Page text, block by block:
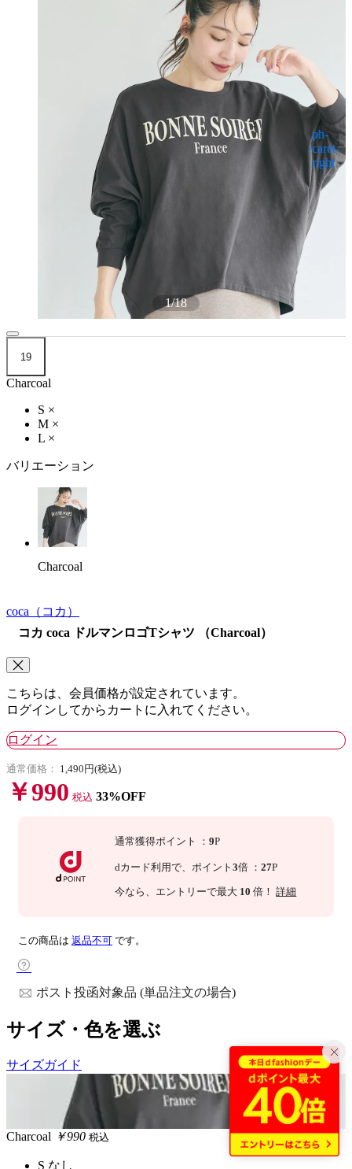
1/18
19
Charcoal
S ×
M ×
L ×
バリエーション
Charcoal
coca （コカ）
コカ coca ドルマンロゴTシャツ （Charcoal）
こちらは、会員価格が設定されています。
ログインしてからカートに入れてください。
ログイン
通常価格： 1,490円(税込)
￥990 税込 33%OFF
通常獲得ポイント ：9P
dカード利用で、 ポイント3倍 ：27P
今なら 、エントリーで最大 10 倍！詳細
この商品は 返品不可 です。
ポスト投函対象品 (単品注文の場合)
サイズ・色を選ぶ
サイズガイド
Charcoal ￥990 税込
S なし